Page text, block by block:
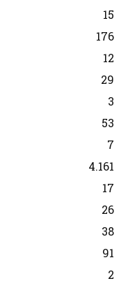
15
176
12
29
3
53
7
4.161
17
26
38
91
2